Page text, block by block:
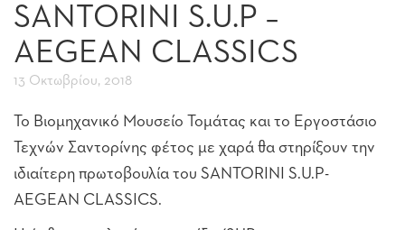
SANTORINI S.U.P –
AEGEAN CLASSICS
13 Οκτωβρίου, 2018
Το Βιομηχανικό Μουσείο Τομάτας και το Εργοστάσιο
Τεχνών Σαντορίνης φέτος με χαρά θα στηρίξουν την
ιδιαίτερη πρωτοβουλία του SANTORINI S.U.P-
AEGEAN CLASSICS.